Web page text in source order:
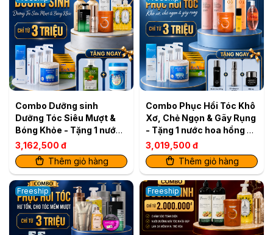
Combo Dưỡng sinh
Dưỡng Tóc Siêu Mượt &
Bóng Khỏe - Tặng 1 nước
rửa đa năng + 1 nước giặt
đa năng
3,162,500 đ
Thêm giỏ hàng
Combo Phục Hồi Tóc Khô
Xơ, Chẻ Ngọn & Gãy Rụng
- Tặng 1 nước hoa hồng +
1 Xịt nâng cơ trẻ hoá + 1
mặt nạ
3,019,500 đ
Thêm giỏ hàng
Freeship Freeship